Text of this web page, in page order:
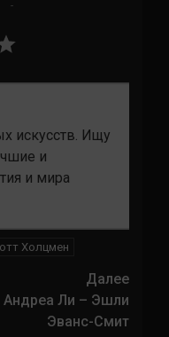
искусств. Ищу
и
и мира
Холцмен
Далее
Андреа Ли – Эшли
Эванс-Смит